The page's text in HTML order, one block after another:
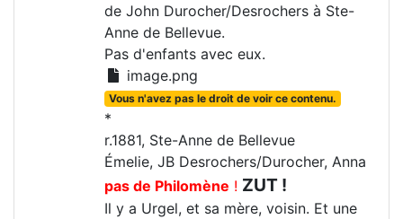
de John Durocher/Desrochers à Ste-
Anne de Bellevue.
Pas d'enfants avec eux.
image.png
Vous n'avez pas le droit de voir ce contenu.
*
r.1881, Ste-Anne de Bellevue
Émelie, JB Desrochers/Durocher, Anna
pas de Philomène ! ZUT !
Il y a Urgel, et sa mère, voisin. Et une